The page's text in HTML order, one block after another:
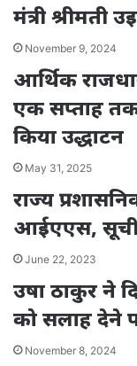
मंत्री श्रीमती
November 9, 2024
आर्थिक
एक सप्ताह तक
किया उद्धाटन
May 31, 2025
राज्य
आईएएस, सूची
June 22, 2023
उषा ठाकुर ने
को सलाह देने
November 8, 2024